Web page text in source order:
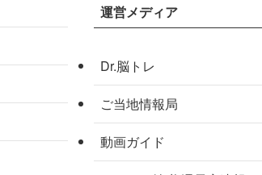
運営メディア
Dr.脳トレ
ご当地情報局
動画ガイド